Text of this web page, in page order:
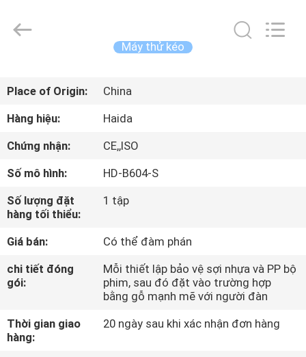
CHỦ
CÁC
SẢN
BUỔI
DIỄN
VR
Equipment
Máy thử kéo
Place of Origin:
China
Hàng hiệu:
Haida
Chứng nhận:
CE,,ISO
Số mô hình:
HD-B604-S
Số lượng đặt
hàng tối thiểu:
1 tập
Giá bán:
Có thể đàm phán
chi tiết đóng
gói:
Mỗi thiết lập bảo vệ sợi nhựa và PP bộ
phim, sau đó đặt vào trường hợp
bằng gỗ mạnh mẽ với người đàn
Thời gian giao
hàng:
20 ngày sau khi xác nhận đơn hàng